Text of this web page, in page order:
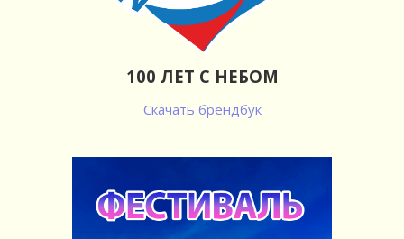
100 ЛЕТ С НЕБОМ
Скачать брендбук